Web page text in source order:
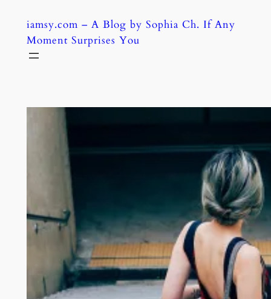
content
iamsy.com – A Blog by Sophia Ch. If Any
Moment Surprises You